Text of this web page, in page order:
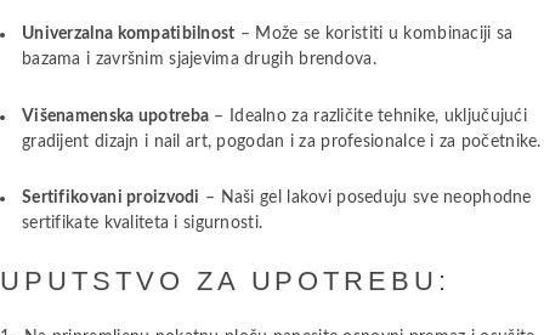
Univerzalna kompatibilnost – Može se koristiti u kombinaciji sa
bazama i završnim sjajevima drugih brendova.
Višenamenska upotreba – Idealno za različite tehnike, uključujući
gradijent dizajn i nail art, pogodan i za profesionalce i za početnike.
Sertifikovani proizvodi – Naši gel lakovi poseduju sve neophodne
sertifikate kvaliteta i sigurnosti.
UPUTSTVO ZA UPOTREBU: